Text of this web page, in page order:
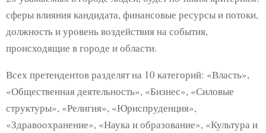
сферы влияния кандидата, финансовые ресурсы и потоки,
должность и уровень воздействия на события,
происходящие в городе и области.
Всех претендентов разделят на 10 категорий: «Власть»,
«Общественная деятельность», «Бизнес», «Силовые
структуры», «Религия», «Юриспруденция»,
«Здравоохранение», «Наука и образование», «Культура и